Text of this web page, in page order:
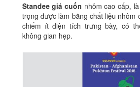
Standee giá cuốn nhôm cao cấp,
trọng được làm bằng chất liệu nhôm
chiếm ít diện tích trưng bày, có
không gian hẹp.